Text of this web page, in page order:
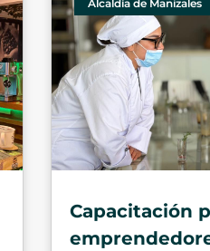
Alcaldía de Manizales
Capacitación